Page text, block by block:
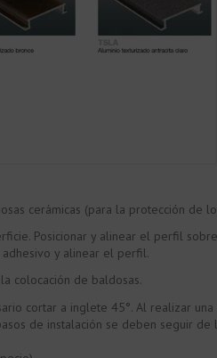
cerámicas (para la protección
Posicionar y alinear el perfil
y alinear el perfil.
colocación de baldosas.
cortar a inglete 45°. Al realizar
de instalación se deben seguir de